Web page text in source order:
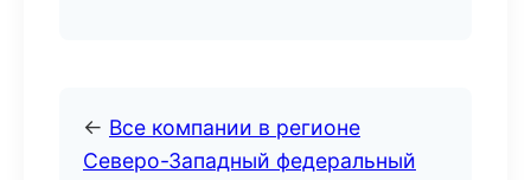
← Все компании в регионе
Северо-Западный федеральный